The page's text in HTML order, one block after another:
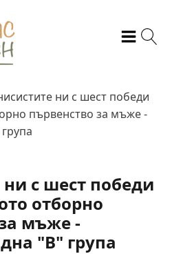
ни с шест победи
първенство за мъже -
ни с шест победи
отборно
мъже -
"В" група